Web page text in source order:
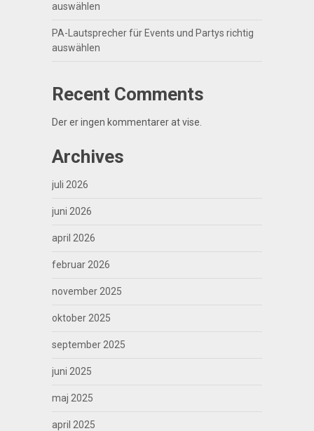
auswählen
PA-Lautsprecher für Events und Partys richtig
auswählen
Recent Comments
Der er ingen kommentarer at vise.
Archives
juli 2026
juni 2026
april 2026
februar 2026
november 2025
oktober 2025
september 2025
juni 2025
maj 2025
april 2025